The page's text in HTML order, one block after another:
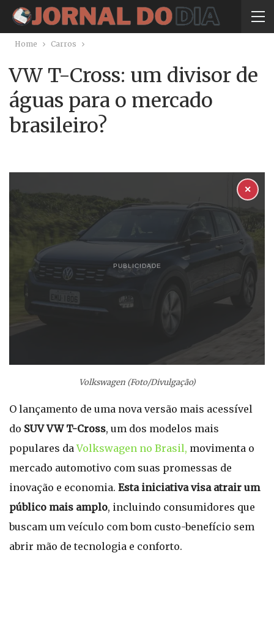
Home Carros
VW T-Cross: um divisor de
águas para o mercado
brasileiro?
PUBLICIDADE
✕
Volkswagen (Foto/Divulgação)
O lançamento de uma nova versão mais acessível
do SUV VW T-Cross, um dos modelos mais
populares daVolkswagen no Brasil, movimenta o
mercado automotivo com suas promessas de
inovação e economia. Esta iniciativa visa atrair um
público mais amplo, incluindo consumidores que
buscam um veículo com bom custo-benefício sem
abrir mão de tecnologia e conforto.